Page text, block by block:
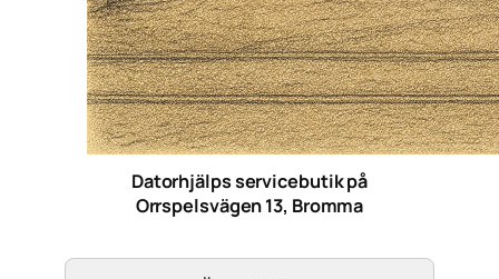
Datorhjälps servicebutik på
Orrspelsvägen 13, Bromma